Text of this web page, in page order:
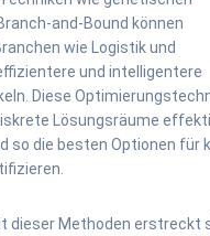
and-Bound können
wie Logistik und
und intelligentere
Diese
Lösungsräume
so die besten Optionen für
dieser Methoden erstreckt